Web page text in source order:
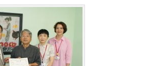
学費・諸費一覧
サポートランチ
SHinE（PTA活動）
入園・入学について
English
Close